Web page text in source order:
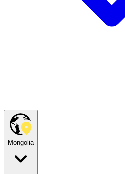
Mongolia